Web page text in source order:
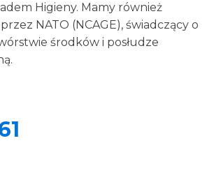
Higieny. Mamy również
NATO (NCAGE), świadczący o
środków i posłudze